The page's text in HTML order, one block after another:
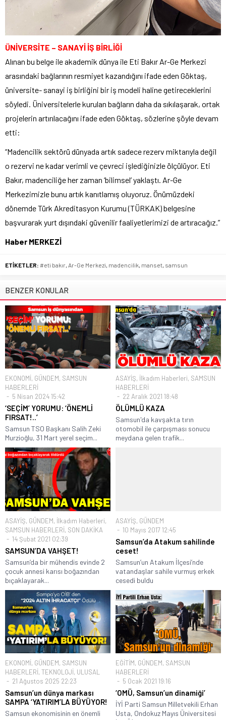
ÜNİVERSİTE – SANAYİ İŞ BİRLİĞİ
Alınan bu belge ile akademik dünya ile Eti Bakır Ar-Ge Merkezi
arasındaki bağlarının resmiyet kazandığını ifade eden Göktaş,
üniversite- sanayi iş birliğini bir iş modeli haline getireceklerini
söyledi. Üniversitelerle kurulan bağların daha da sıkılaşarak, ortak
projelerin artırılacağını ifade eden Göktaş, sözlerine şöyle devam
etti:
“Madencilik sektörü dünyada artık sadece rezerv miktarıyla değil
o rezervi ne kadar verimli ve çevreci işlediğinizle ölçülüyor. Eti
Bakır, madenciliğe her zaman ‘bilimsel’ yaklaştı. Ar-Ge
Merkezimizle bunu artık kanıtlamış oluyoruz. Önümüzdeki
dönemde Türk Akreditasyon Kurumu (TÜRKAK) belgesine
başvurarak yurt dışındaki güvenilir faaliyetlerimizi de artıracağız.”
Haber MERKEZİ
ETİKETLER: #eti bakır, Ar-Ge Merkezi, madencilik, manset, samsun
BENZER KONULAR
EKONOMİ, GÜNDEM, SAMSUN
HABERLERİ
5 Nisan 2024 15:42
‘SEÇİM’ YORUMU: ‘ÖNEMLİ
FIRSAT!..’
Samsun TSO Başkanı Salih Zeki
Murzioğlu, 31 Mart yerel seçim...
ASAYİŞ, İlkadım Haberleri, SAMSUN
HABERLERİ
22 Aralık 2021 18:48
ÖLÜMLÜ KAZA
Samsun'da kavşakta tırın
otomobil ile çarpışması sonucu
meydana gelen trafik...
ASAYİŞ, GÜNDEM, İlkadım Haberleri,
SAMSUN HABERLERİ, SON DAKİKA
14 Şubat 2021 02:39
SAMSUN’DA VAHŞET!
Samsun’da bir mühendis evinde 2
çocuk annesi karısı boğazından
bıçaklayarak...
ASAYİŞ, GÜNDEM
10 Mayıs 2017 12:45
Samsun’da Atakum sahilinde
ceset!
Samsun’un Atakum İlçesi’nde
vatandaşlar sahile vurmuş erkek
cesedi buldu
EKONOMİ, GÜNDEM, SAMSUN
HABERLERİ, TEKNOLOJİ, ULUSAL
21 Ağustos 2025 22:23
Samsun’un dünya markası
SAMPA ‘YATIRIM’LA BÜYÜYOR!
Samsun ekonomisinin en önemli
EĞİTİM, GÜNDEM, SAMSUN
HABERLERİ
5 Ocak 2021 19:16
‘OMÜ, Samsun’un dinamiği’
İYİ Parti Samsun Milletvekili Erhan
Usta, Ondokuz Mayıs Üniversitesi